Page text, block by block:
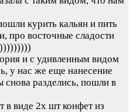
курить кальян и пить
про восточные сладости
и с удивленным видом
у нас же еще нанесение
разделись, пошли в
в виде 2х шт конфет из